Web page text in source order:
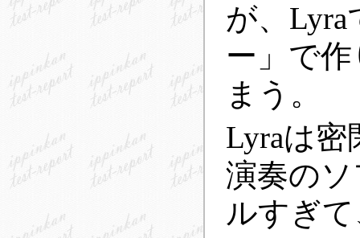
が、
ー」で
まう。
Lyraは
演奏の
ルすぎ